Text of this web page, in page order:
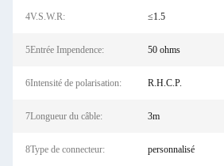
4V.S.W.R: ≤1.5
5Entrée Impendence: 50 ohms
6Intensité de polarisation: R.H.C.P.
7Longueur du câble: 3m
8Type de connecteur: personnalisé